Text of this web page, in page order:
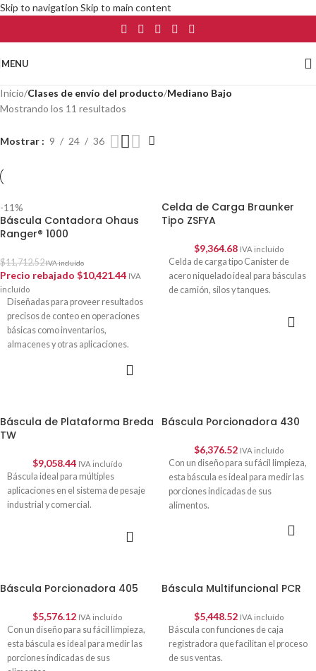
Skip to navigation Skip to main content
MENU
Inicio/Clases de envío del producto/Mediano Bajo
Mostrando los 11 resultados
Mostrar 9 24 36
-11%
Báscula Contadora Ohaus
Ranger® 1000
$11,712.52IVA incluído
Precio rebajado $10,421.44 IVA
incluído
Diseñadas para proveer resultados
precisos de conteo en operaciones
básicas como inventarios,
almacenes y otras aplicaciones.
Celda de Carga Braunker
Tipo ZSFYA
$9,364.68 IVA incluído
Celda de carga tipo Canister de
acero niquelado ideal para básculas
de camión, silos y tanques.
Báscula de Plataforma Breda
TW
$9,058.44 IVA incluído
Báscula ideal para múltiples
aplicaciones en el sistema de pesaje
industrial y comercial.
Báscula Porcionadora 430
$6,376.52 IVA incluído
Con un diseño para su fácil limpieza,
esta báscula es ideal para medir las
porciones indicadas de sus
alimentos.
Báscula Porcionadora 405
$5,576.12 IVA incluído
Con un diseño para su fácil limpieza,
esta báscula es ideal para medir las
porciones indicadas de sus
Báscula Multifuncional PCR
$5,448.52 IVA incluído
Báscula con funciones de caja
registradora que facilitan el proceso
de sus ventas.